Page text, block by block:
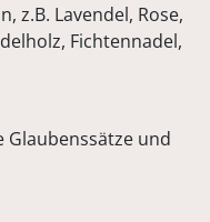
z.B. Lavendel, Rose,
Fichtennadel,
Glaubenssätze und